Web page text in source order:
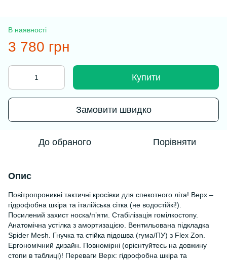
В наявності
3 780 грн
Купити
Замовити швидко
До обраного Порівняти
Опис
Повітропроникні тактичні кросівки для спекотного літа! Верх –
гідрофобна шкіра та італійська сітка (не водостійкі!).
Посилений захист носка/п’яти. Стабілізація гомілкостопу.
Анатомічна устілка з амортизацією. Вентильована підкладка
Spider Mesh. Гнучка та стійка підошва (гума/ПУ) з Flex Zon.
Ергономічний дизайн. Повномірні (орієнтуйтесь на довжину
стопи в таблиці)! Переваги Верх: гідрофобна шкіра та